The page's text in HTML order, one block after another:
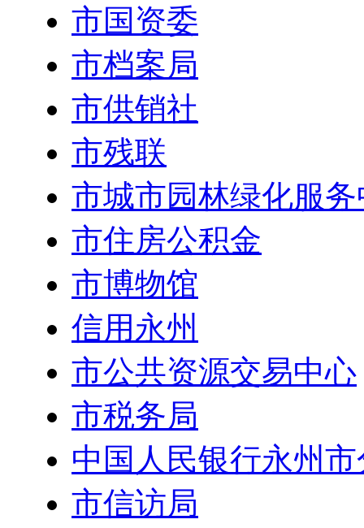
市国资委
市档案局
市供销社
市残联
市城市园林绿化服
市住房公积金
市博物馆
信用永州
市公共资源交易中心
市税务局
中国人民银行永州
市信访局